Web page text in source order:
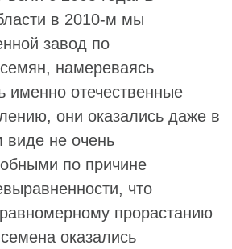
в 2010-м мы
завод по
намереваясь
именно отечественные
они оказались даже в
виде не очень
по причине
что
прорастанию
оказались